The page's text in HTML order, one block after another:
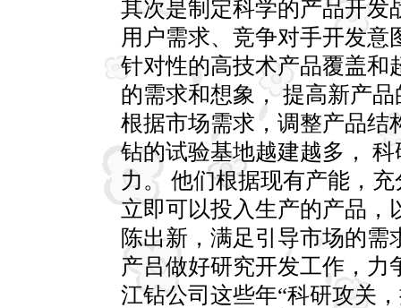
其次是制定科学的产品开发
用户需求、竞争对手开发
针对性的高技术产品覆盖和
的需求和想象， 提高新产
根据市场需求，调整产品结
钻的试验基地越建越多，
力。 他们根据现有产能，
立即可以投入生产的产品，
陈出新，满足引导市场的
产吕做好研究开发工作，力
江钻公司这些年“科研攻关